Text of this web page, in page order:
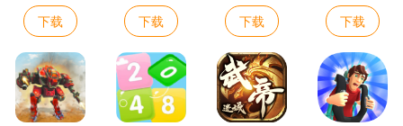
下载 下载 下载 下载